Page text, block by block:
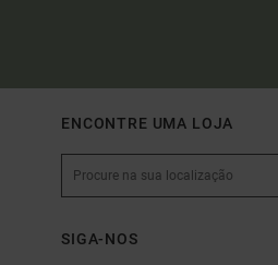
ENCONTRE UMA LOJA
SIGA-NOS